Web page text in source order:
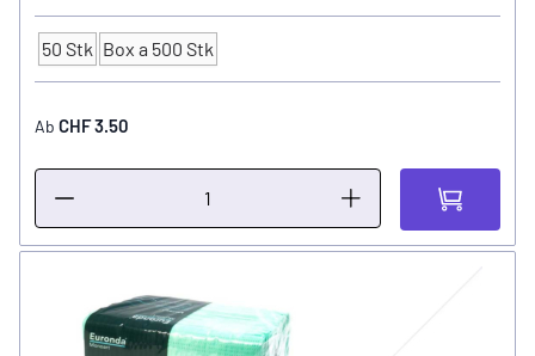
Anzahl
50 Stk Box a 500 Stk
Ab CHF 3.50